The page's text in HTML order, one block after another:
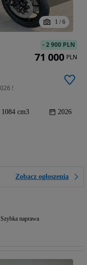
1 / 6
!
1084 cm3 2026
Zobacz ogłoszenia
Szybka naprawa
-2 900 PLN
71 000 PLN